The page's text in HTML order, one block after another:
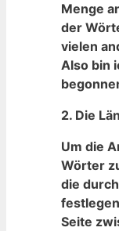
Menge
der
vielen
Also ⁢bin
2. Die
Um die
Wörter
die
Seite